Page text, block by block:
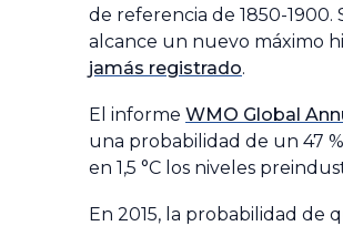
de referencia de 1850-
alcance un nuevo máximo
jamás registrado.
El informe WMO Global
una probabilidad de un 47
en 1,5 °C los niveles
En 2015, la probabilidad de